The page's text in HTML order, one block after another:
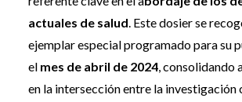
actuales de salud. Este dosier se
ejemplar especial programado para su
el mes de abril de 2024, consolidando
en la intersección entre la investigación